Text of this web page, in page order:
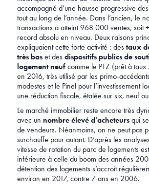
accompagné d’une hausse progressive
tout au long de l’année. Dans l’ancien, le
transactions a atteint 968 000 ventes, soit
record absolu en niveau. Deux raisons
expliquaient cette forte activité : destaux
très baset desdispositifs publics de
logement neufcomme le PTZ (prêt à
en 2016, très utilisé par les primo-
modestes et le Pinel pour l’investissement
une réduction fiscale, étalée sur six, neuf
Le marché immobilier reste encore très
avec un nombre élevé d’acheteursqui
de vendeurs. Néanmoins, on ne peut pas
surchauffe pour autant. D’après les
vitesse de rotation du parc de logements
inférieure à celle du boom des années
détention des logements s’accroît
environ en 2017, contre 7 ans en 2006.